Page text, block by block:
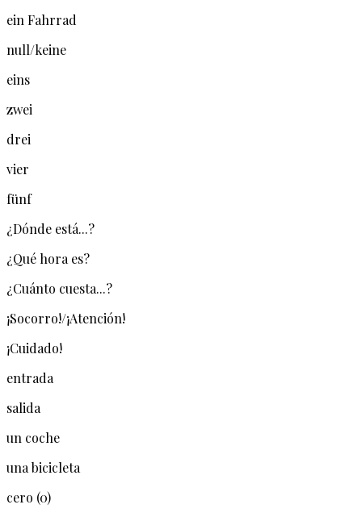
ein Fahrrad
null/keine
eins
zwei
drei
vier
fünf
¿Dónde está...?
¿Qué hora es?
¿Cuánto cuesta...?
¡Socorro!/¡Atención!
¡Cuidado!
entrada
salida
un coche
una bicicleta
cero (0)